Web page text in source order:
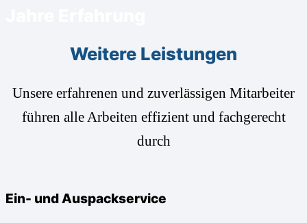
Weitere Leistungen
Unsere erfahrenen und zuverlässigen Mitarbeiter
führen alle Arbeiten effizient und fachgerecht
durch
Ein- und Auspackservice